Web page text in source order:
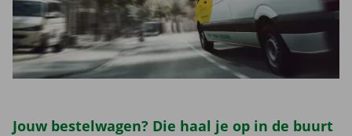
Jouw bestelwagen? Die haal je op in de buurt